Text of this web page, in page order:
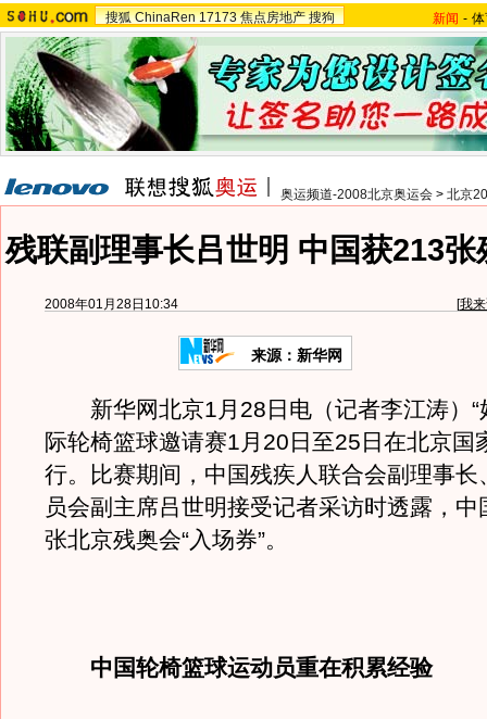
搜狐 ChinaRen 17173 焦点房地产 搜狗 新闻 -
奥运频道-2008北京奥运会 > 北京
残联副理事长吕世明 中国获213
2008年01月28日10:34 [我
来源：新华网
新华网北京1月28日电（记者李江涛）“
际轮椅篮球邀请赛1月20日至25日在北京国
行。比赛期间，中国残疾人联合会副理事长
员会副主席吕世明接受记者采访时透露，
张北京残奥会“入场券”。
中国轮椅篮球运动员重在积累经验